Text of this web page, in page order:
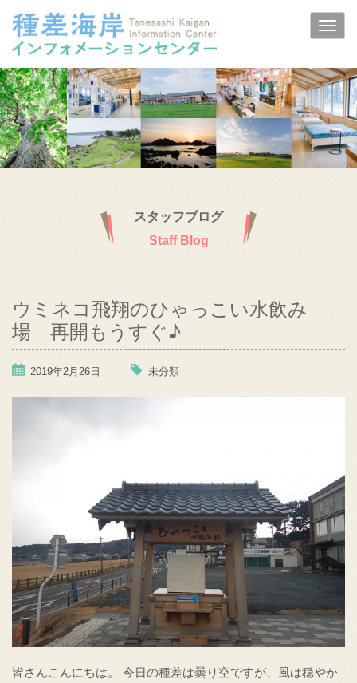
スタッフブログ
Staff Blog
ウミネコ飛翔のひゃっこい水飲み
場 再開もうすぐ♪
2019年2月26日 未分類
皆さんこんにちは。 今日の種差は曇り空ですが、風は穏やか